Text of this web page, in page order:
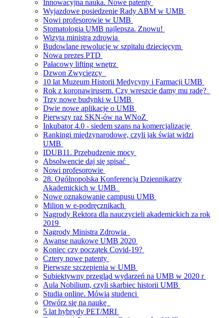
Innowacyjna nauka. Nowe patenty
Wyjazdowe posiedzenie Rady ABM w UMB
Nowi profesorowie w UMB
Stomatologia UMB najlepsza. Znowu!
Wizyta ministra zdrowia
Budowlane rewolucje w szpitalu dziecięcym
Nowa prezes PTD
Pałacowy lifting wnętrz
Dzwon Zwycięzcy
10 lat Muzeum Historii Medycyny i Farmacji UMB
Rok z koronawirusem. Czy wreszcie damy mu radę?
Trzy nowe budynki w UMB
Dwie nowe aplikacje o UMB
Pierwszy raz SKN-ów na WNoZ
Inkubator 4.0 - siedem szans na komercjalizację
Rankingi międzynarodowe, czyli jak świat widzi
UMB
IDUB11. Przebudzenie mocy
Absolwencie daj się spisać
Nowi profesorowie
28. Ogólnopolska Konferencja Dziennikarzy
Akademickich w UMB
Nowe oznakowanie campusu UMB
Milion w e-podręcznikach
Nagrody Rektora dla nauczycieli akademickich za rok
2019
Nagrody Ministra Zdrowia
Awanse naukowe UMB 2020
Koniec czy początek Covid-19?
Cztery nowe patenty
Pierwsze szczepienia w UMB
Subiektywny przegląd wydarzeń na UMB w 2020 r
Aula Nobilium, czyli skarbiec historii UMB
Studia online. Mówią studenci
Otwórz się na naukę
5 lat hybrydy PET/MRI